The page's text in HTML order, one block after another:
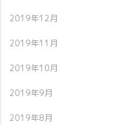
2019年12月
2019年11月
2019年10月
2019年9月
2019年8月